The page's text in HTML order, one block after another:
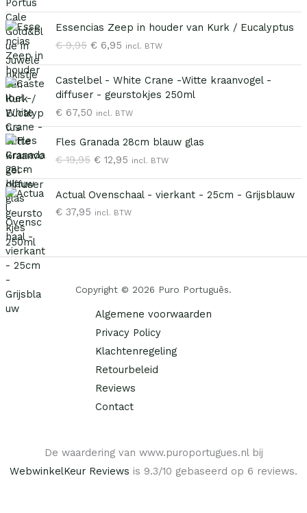
Essencias Zeep in houder van Kurk / Eucalyptus
€9,95
O
r
s
p
r
o
l
i
j
k
s
w
€
.
€6,95i
d
i
g
e
r
j
s
i
s
9
5
incl. BTW
Castelbel - White Crane -Witte kraanvogel -
diffuser - geurstokjes 250ml
€67,50 incl. BTW
Fles Granada 28cm blauw glas
€19,95
o
r
s
p
r
i
e
p
r
s
s
:
€12,95
u
i
d
i
g
s
:
€
2
,
.
incl. BTW
Actual Ovenschaal - vierkant - 25cm - Grijsblauw
€37,95 incl. BTW
Copyright © 2026 Puro Português.
Algemene voorwaarden
Privacy Policy
Klachtenregeling
Retourbeleid
Reviews
Contact
De waardering van www.puroportugues.nl bij
WebwinkelKeur Reviews is 9.3/10 gebaseerd op 6 reviews.